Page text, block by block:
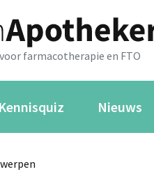
farmacotherapie en FTO
Kennisquiz Nieuws